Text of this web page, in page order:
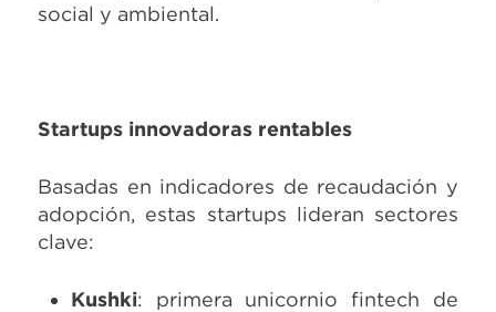
social y ambiental.
Startups innovadoras rentables
Basadas en indicadores de recaudación y
adopción, estas startups lideran sectores
clave:
Kushki: primera unicornio fintech de